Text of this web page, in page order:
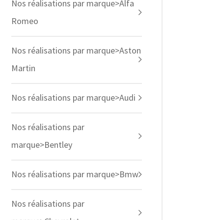
Nos réalisations par marque>Alfa
Romeo
Nos réalisations par marque>Aston
Martin
Nos réalisations par marque>Audi
Nos réalisations par
marque>Bentley
Nos réalisations par marque>Bmw
Nos réalisations par